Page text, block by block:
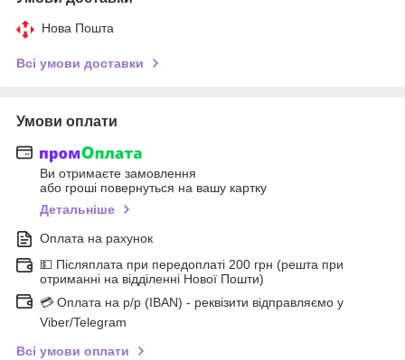
Нова Пошта
Всі умови доставки
Умови оплати
Ви отримаєте замовлення
або гроші повернуться на вашу картку
Детальніше
Оплата на рахунок
💵 Післяплата при передоплаті 200 грн (решта при
отриманні на відділенні Нової Пошти)
💳 Оплата на р/р (IBAN) - реквізити відправляємо у
Viber/Telegram
Всі умови оплати